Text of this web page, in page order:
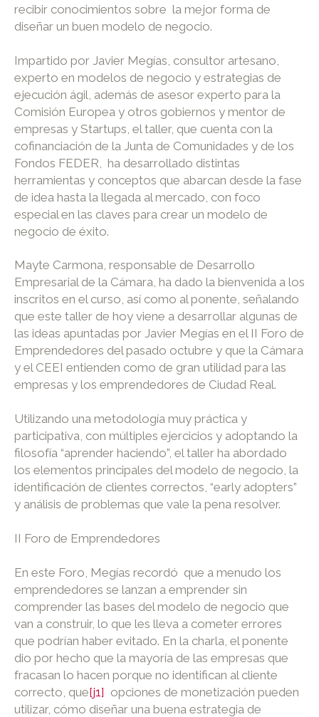
recibir conocimientos sobre la mejor forma de
diseñar un buen modelo de negocio.
Impartido por Javier Megías, consultor artesano,
experto en modelos de negocio y estrategias de
ejecución ágil, además de asesor experto para la
Comisión Europea y otros gobiernos y mentor de
empresas y Startups, el taller, que cuenta con la
cofinanciación de la Junta de Comunidades y de los
Fondos FEDER, ha desarrollado distintas
herramientas y conceptos que abarcan desde la fase
de idea hasta la llegada al mercado, con foco
especial en las claves para crear un modelo de
negocio de éxito.
Mayte Carmona, responsable de Desarrollo
Empresarial de la Cámara, ha dado la bienvenida a los
inscritos en el curso, así como al ponente, señalando
que este taller de hoy viene a desarrollar algunas de
las ideas apuntadas por Javier Megías en el II Foro de
Emprendedores del pasado octubre y que la Cámara
y el CEEI entienden como de gran utilidad para las
empresas y los emprendedores de Ciudad Real.
Utilizando una metodología muy práctica y
participativa, con múltiples ejercicios y adoptando la
filosofía “aprender haciendo”, el taller ha abordado
los elementos principales del modelo de negocio, la
identificación de clientes correctos, “early adopters”
y análisis de problemas que vale la pena resolver.
II Foro de Emprendedores
En este Foro, Megías recordó que a menudo los
emprendedores se lanzan a emprender sin
comprender las bases del modelo de negocio que
van a construir, lo que les lleva a cometer errores
que podrían haber evitado. En la charla, el ponente
dio por hecho que la mayoría de las empresas que
fracasan lo hacen porque no identifican al cliente
correcto, que[j1] opciones de monetización pueden
utilizar, cómo diseñar una buena estrategia de